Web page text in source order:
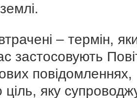
– термін,
застосовують
повідомленнях,
яку